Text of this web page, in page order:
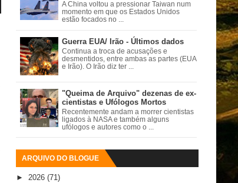
A China voltou a pressionar Taiwan num
momento em que os Estados Unidos
estão focados no ...
Guerra EUA/ Irão - Últimos dados
Continua a troca de acusações e
desmentidos, entre ambas as partes (EUA
e Irão). O Irão diz ter ...
"Queima de Arquivo" dezenas de ex-
cientistas e Ufólogos Mortos
Recentemente andam a morrer cientistas
ligados à NASA e também alguns
ufólogos e autores como o ...
ARQUIVO DO BLOGUE
► 2026 (71)